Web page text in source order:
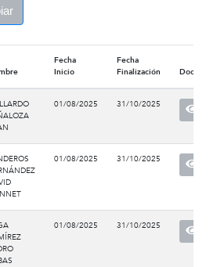
Fecha
Inicio
Fecha
Finalización
01/08/2025 31/10/2025
01/08/2025 31/10/2025
01/08/2025 31/10/2025